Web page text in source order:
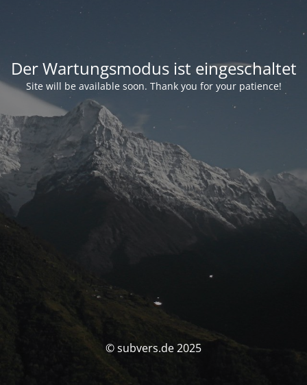
Der Wartungsmodus ist eingeschaltet
Site will be available soon. Thank you for your patience!
© subvers.de 2025